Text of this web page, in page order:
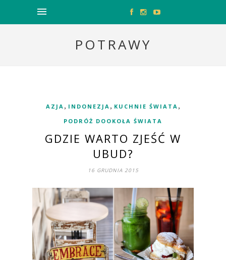
POTRAWY
AZJA , INDONEZJA , KUCHNIE ŚWIATA ,
PODRÓŻ DOOKOŁA ŚWIATA
GDZIE WARTO ZJEŚĆ W
UBUD?
16 GRUDNIA 2015